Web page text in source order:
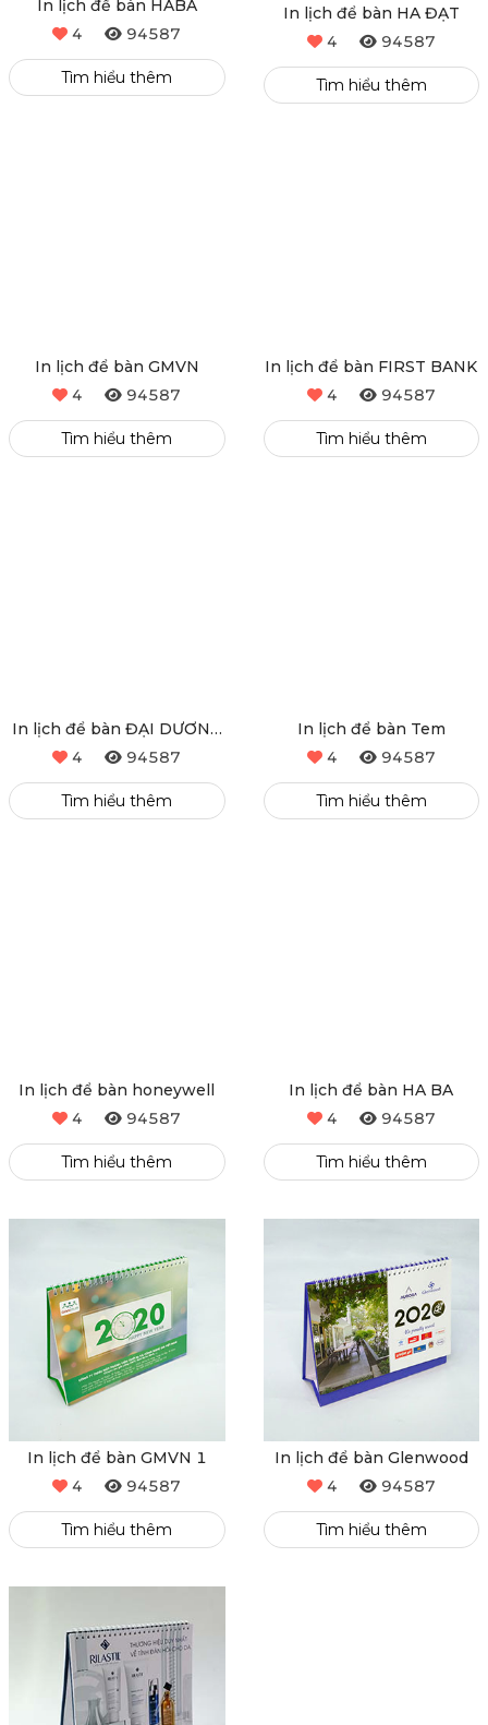
In lịch để bàn HABA
4
94587
Tìm hiểu thêm
In lịch để bàn HA ĐẠT
4
94587
Tìm hiểu thêm
In lịch để bàn GMVN
4
94587
Tìm hiểu thêm
In lịch để bàn FIRST BANK
4
94587
Tìm hiểu thêm
In lịch để bàn ĐẠI DƯƠNG
MEDICAL
4 94587
Tìm hiểu thêm
In lịch để bàn Tem
4
94587
Tìm hiểu thêm
In lịch để bàn honeywell
4
94587
Tìm hiểu thêm
In lịch để bàn HA BA
4
94587
Tìm hiểu thêm
In lịch để bàn GMVN 1
4
94587
Tìm hiểu thêm
In lịch để bàn Glenwood
4
94587
Tìm hiểu thêm